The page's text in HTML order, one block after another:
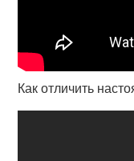
Как отличить